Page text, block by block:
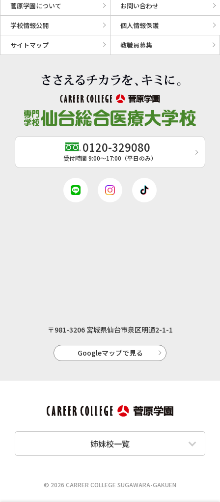
菅原学園について お問い合わせ
学校情報公開 個人情報保護
サイトマップ 教職員募集
0120-329080
受付時間 9:00〜17:00（平日のみ）
〒981-3206 宮城県仙台市泉区明通2-1-1
Googleマップで見る
姉妹校一覧
© 2026 CARRER COLLEGE SUGAWARA-GAKUEN